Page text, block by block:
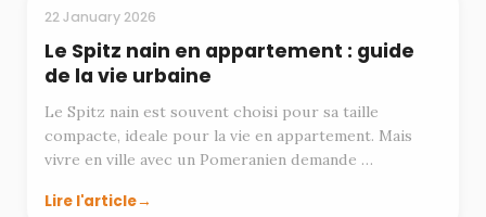
MODE DE VIE
22 January 2026
Le Spitz nain en appartement : guide
de la vie urbaine
Le Spitz nain est souvent choisi pour sa taille
compacte, ideale pour la vie en appartement. Mais
vivre en ville avec un Pomeranien demande …
Lire l'article